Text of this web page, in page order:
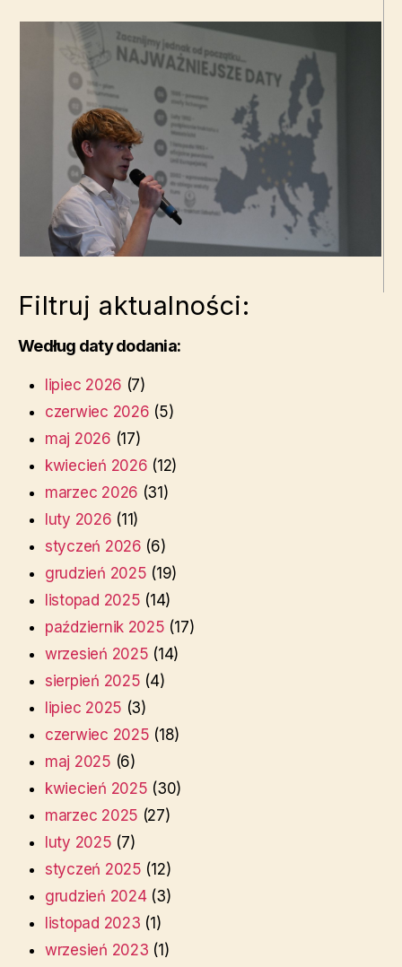
Filtruj aktualności:
Według daty dodania:
lipiec 2026 (7)
czerwiec 2026 (5)
maj 2026 (17)
kwiecień 2026 (12)
marzec 2026 (31)
luty 2026 (11)
styczeń 2026 (6)
grudzień 2025 (19)
listopad 2025 (14)
październik 2025 (17)
wrzesień 2025 (14)
sierpień 2025 (4)
lipiec 2025 (3)
czerwiec 2025 (18)
maj 2025 (6)
kwiecień 2025 (30)
marzec 2025 (27)
luty 2025 (7)
styczeń 2025 (12)
grudzień 2024(3)
listopad 2023 (1)
wrzesień 2023 (1)